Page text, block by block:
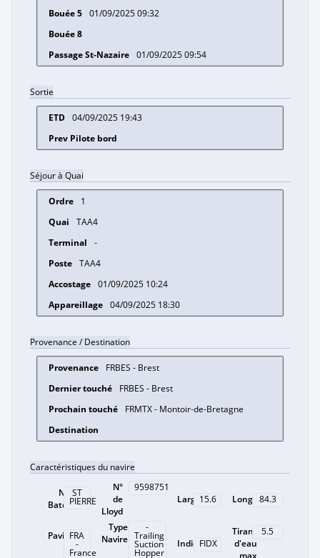
01/09/2025 09:32
01/09/2025 09:54
Sortie
04/09/2025 19:43
Séjour à Quai
1
TAA4
-
TAA4
01/09/2025 10:24
04/09/2025 18:30
Provenance / Destination
FRBES - Brest
FRBES - Brest
FRMTX - Montoir-de-Bretagne
Caractéristiques du navire
Nom
Bateau
ST
PIERRE
N°
de
Lloyd
9598751
Largeur15.6 Longueur
84.3
Pavillon
FRA
-
France
Type
Navire
-
Trailing
Suction
Hopper
Indicatif
FIDX
Tirant
d'eau
max
5.5